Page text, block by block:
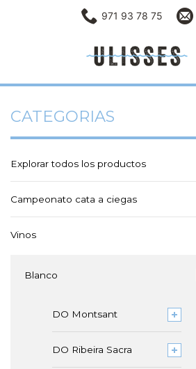
971 93 78 75
CATEGORIAS
Explorar todos los productos
Campeonato cata a ciegas
Vinos
Blanco
DO Montsant
DO Ribeira Sacra